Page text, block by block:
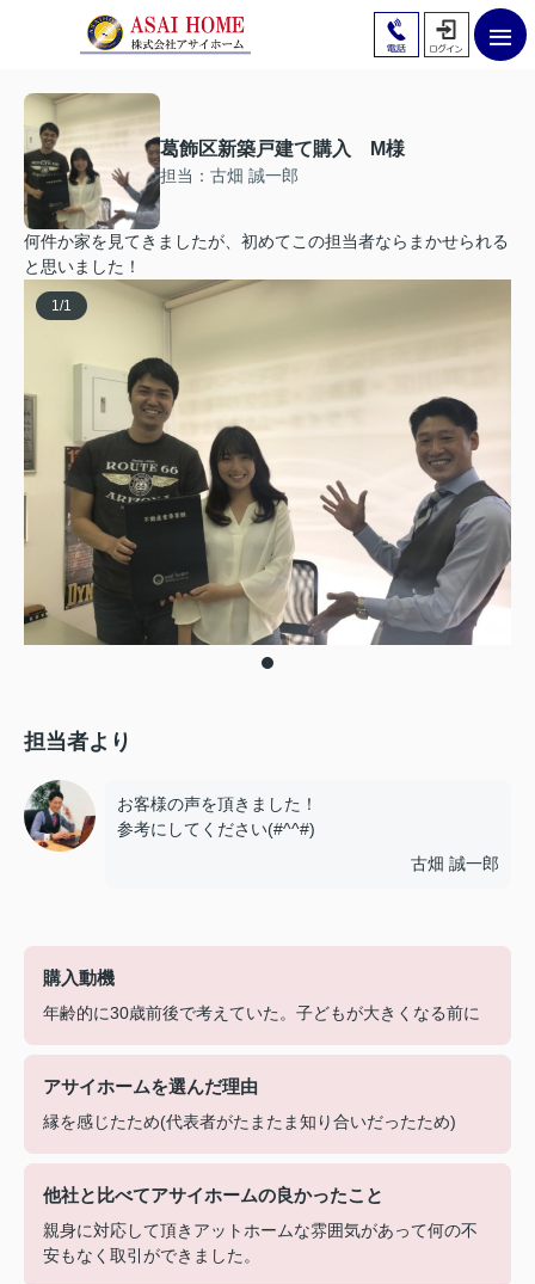
葛飾区新築戸建て購入 M様
担当：古畑 誠一郎
何件か家を見てきましたが、初めてこの担当者ならまかせられる
と思いました！
1/1
担当者より
お客様の声を頂きました！
参考にしてください(#^^#)
古畑 誠一郎
購入動機
年齢的に30歳前後で考えていた。子どもが大きくなる前に
アサイホームを選んだ理由
縁を感じたため(代表者がたまたま知り合いだったため)
他社と比べてアサイホームの良かったこと
親身に対応して頂きアットホームな雰囲気があって何の不
安もなく取引ができました。